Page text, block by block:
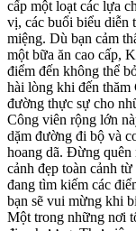
cấp một loạt các lựa
vị, các buổi biểu diễn
miệng. Dù bạn cảm
một bữa ăn cao cấp,
điểm đến không thể
hài lòng khi đến
đường thực sự cho
Công viên rộng lớn
dặm đường đi bộ và
hoang dã. Đừng quên
cảnh đẹp toàn cảnh
đang tìm kiếm các
bạn sẽ vui mừng khi
Một trong những nơi